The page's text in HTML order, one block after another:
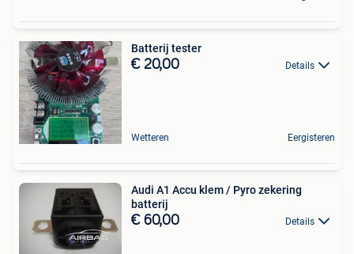
Batterij tester
€ 20,00 Details
Wetteren Eergisteren
Audi A1 Accu klem / Pyro zekering
batterij
€ 60,00 Details